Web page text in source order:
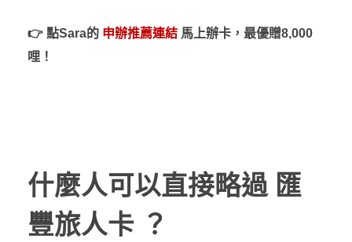
👉 點Sara的 申辦推薦連結 馬上辦卡 ，最優贈8,000
哩！
什麼人可以直接略過 匯
豐旅人卡 ？